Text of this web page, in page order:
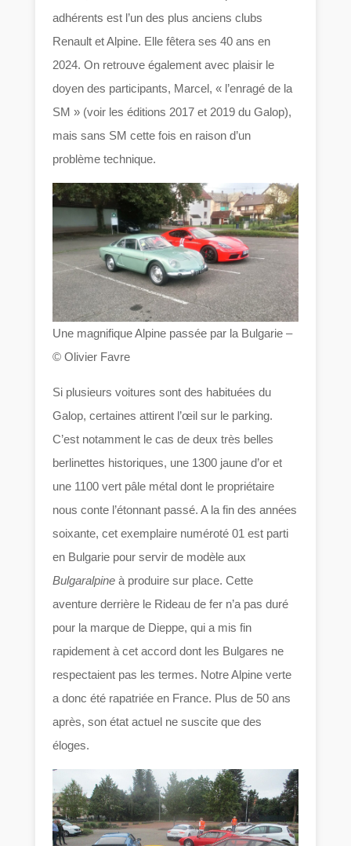
adhérents est l’un des plus anciens clubs
Renault et Alpine. Elle fêtera ses 40 ans en
2024. On retrouve également avec plaisir le
doyen des participants, Marcel, « l’enragé de la
SM » (voir les éditions 2017 et 2019 du Galop),
mais sans SM cette fois en raison d’un
problème technique.
Une magnifique Alpine passée par la Bulgarie –
© Olivier Favre
Si plusieurs voitures sont des habituées du
Galop, certaines attirent l’œil sur le parking.
C’est notamment le cas de deux très belles
berlinettes historiques, une 1300 jaune d’or et
une 1100 vert pâle métal dont le propriétaire
nous conte l’étonnant passé. A la fin des années
soixante, cet exemplaire numéroté 01 est parti
en Bulgarie pour servir de modèle aux
Bulgaralpine à produire sur place. Cette
aventure derrière le Rideau de fer n’a pas duré
pour la marque de Dieppe, qui a mis fin
rapidement à cet accord dont les Bulgares ne
respectaient pas les termes. Notre Alpine verte
a donc été rapatriée en France. Plus de 50 ans
après, son état actuel ne suscite que des
éloges.